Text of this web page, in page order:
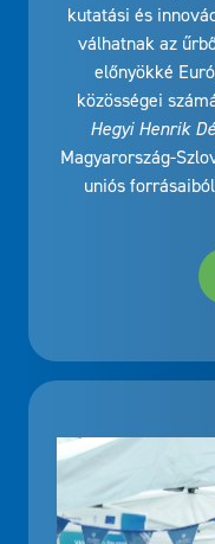
kutatási és
válhatnak az
előnyökké
közösségei
Hegyi Henrik
Magyarország-
uniós